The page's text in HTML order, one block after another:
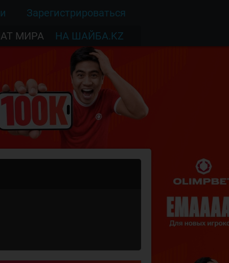
Зарегистрироваться
МИРА НА ШАЙБА.KZ